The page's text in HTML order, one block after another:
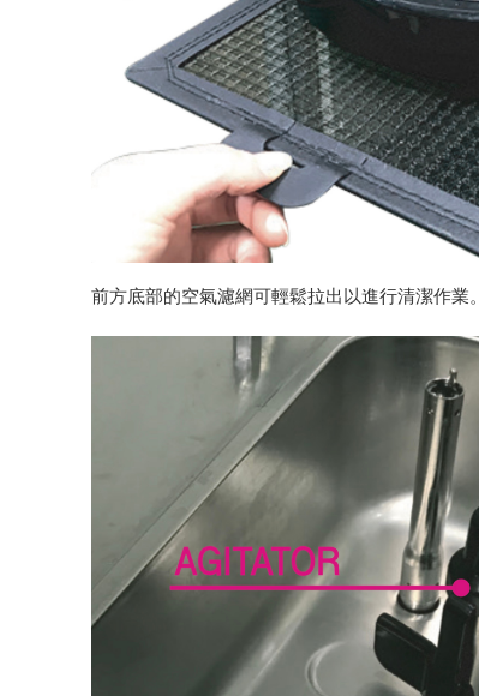
前方底部的空氣濾網可輕鬆拉出以進行清潔作業。